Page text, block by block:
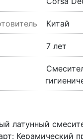
Китай
7 лет
латунный
Керамический